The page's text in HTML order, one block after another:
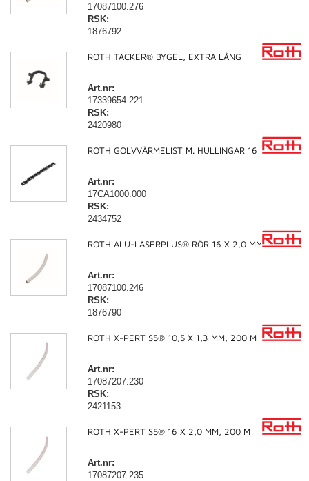
17087100.276
RSK:
1876792
ROTH TACKER® BYGEL, EXTRA LÅNG
Art.nr:
17339654.221
RSK:
2420980
ROTH GOLVVÄRMELIST M. HULLINGAR 16 - 20 MM
Art.nr:
17CA1000.000
RSK:
2434752
ROTH ALU-LASERPLUS® RÖR 16 X 2,0 MM, 240 M
Art.nr:
17087100.246
RSK:
1876790
ROTH X-PERT S5® 10,5 X 1,3 MM, 200 M
Art.nr:
17087207.230
RSK:
2421153
ROTH X-PERT S5® 16 X 2,0 MM, 200 M
Art.nr:
17087207.235